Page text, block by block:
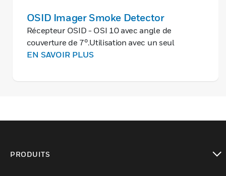
OSID Imager Smoke Detector
Récepteur OSID - OSI 10 avec angle de
couverture de 7°.Utilisation avec un seul
émetteur pour une portée pouvant atteindre
alimentation EAE séparée en 24Vcc.
EN SAVOIR PLUS
PRODUITS